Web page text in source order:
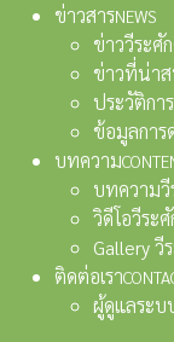
ข่าวสารNEWS
ข่าววีระศั
ข่าวที่น่าส
ประวัติกา
ข้อมูลการ
บทความ
บทความวี
วิดีโอวีระ
Gallery วี
ติดต่อเรา
ผู้ดูแลระบ